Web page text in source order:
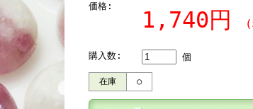
価格:
1,740円
購入数: 個
在庫 ○